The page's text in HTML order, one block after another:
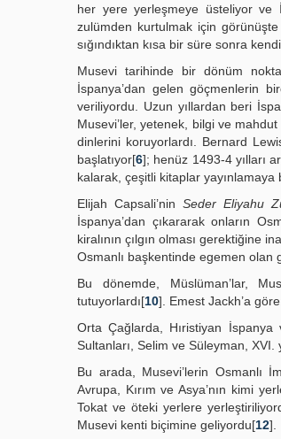
her yere yerleşmeye üsteliyor ve
zulümden kurtulmak için
sığındıktan kısa bir süre sonra
Musevi tarihinde bir dönüm
İspanya’dan gelen göçmenlerin
veriliyordu. Uzun yıllardan beri
Musevi’ler, yetenek, bilgi ve
dinlerini koruyorlardı. Bernard
başlatıyor[6]; henüz 1493-4 yılları
kalarak, çeşitli kitaplar yayınlamaya
Elijah Capsali’nin Seder Eliyahu
İspanya’dan çıkararak onların
kiralının çılgın olması gerektiğine
Osmanlı başkentinde egemen olan
Bu dönemde, Müslüman’lar,
tutuyorlardı[10]. Emest Jackh’a
Orta Çağlarda, Hıristiyan İspanya
Sultanları, Selim ve Süleyman, XVI.
Bu arada, Musevi’lerin Osmanlı
Avrupa, Kırım ve Asya’nın kimi
Tokat ve öteki yerlere
Musevi kenti biçimine geliyordu[12].